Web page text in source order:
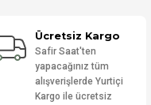
Ücretsiz Kargo
Safir Saat'ten
yapacağınız tüm
alışverişlerde Yurtiçi
Kargo ile ücretsiz